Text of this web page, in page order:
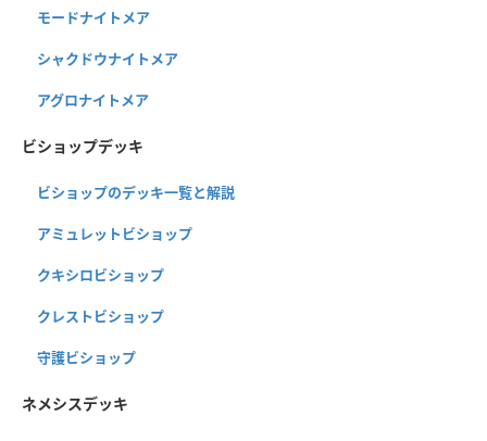
モードナイトメア
シャクドウナイトメア
アグロナイトメア
ビショップデッキ
ビショップのデッキ一覧と解説
アミュレットビショップ
クキシロビショップ
クレストビショップ
守護ビショップ
ネメシスデッキ